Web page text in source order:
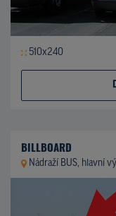
510x240
BILLBOARD
Nádraží BUS, hlavní